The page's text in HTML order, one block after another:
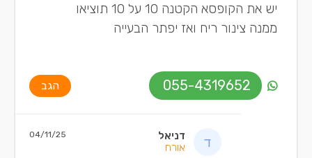
יש את הקופסא הקטנה 10 על 10 תוציאו
ממנה צינור ריח ואז יפתר הבעייה
055-4319652 הגב
דניאל
אורח
04/11/25